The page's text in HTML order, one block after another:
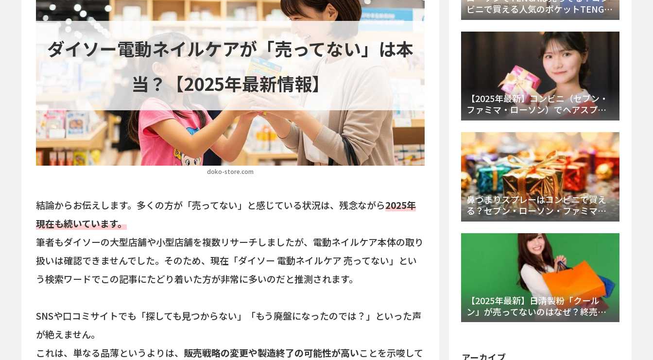
doko-store.com
ダイソー電動ネイルケアが「売ってない」は本
当？【2025年最新情報】
結論からお伝えします。多くの方が「売ってない」と感じている状況は、残念ながら2025年
現在も続いています。
筆者もダイソーの大型店舗や小型店舗を複数リサーチしましたが、電動ネイルケア本体の取り
扱いは確認できませんでした。そのため、現在「ダイソー 電動ネイルケア 売ってない」とい
う検索ワードでこの記事にたどり着いた方が非常に多いのだと推測されます。
SNSや口コミサイトでも「探しても見つからない」「もう廃盤になったのでは？」といった声
が絶えません。
これは、単なる品薄というよりは、 販売戦略の変更や製造終了の可能性が高いことを示唆して
ビニで買える人気のポケットTENGA
とエッグの取り扱い店舗と陳列場所
を徹底解説！
【2025年最新】コンビニ（セブン・
ファミマ・ローソン）でヘアスプレ
ーは売ってる？販売場所と買える種
類・値段を徹底調査！
鼻づまりスプレーはコンビニで買え
る？セブン・ローソン・ファミマの
販売時間と主要製品を徹底解説
【2025年最新】日清製粉「クール
ン」が売ってないのはなぜ？終売の
真相とレアチーズケーキ代替品・再
アーカイブ